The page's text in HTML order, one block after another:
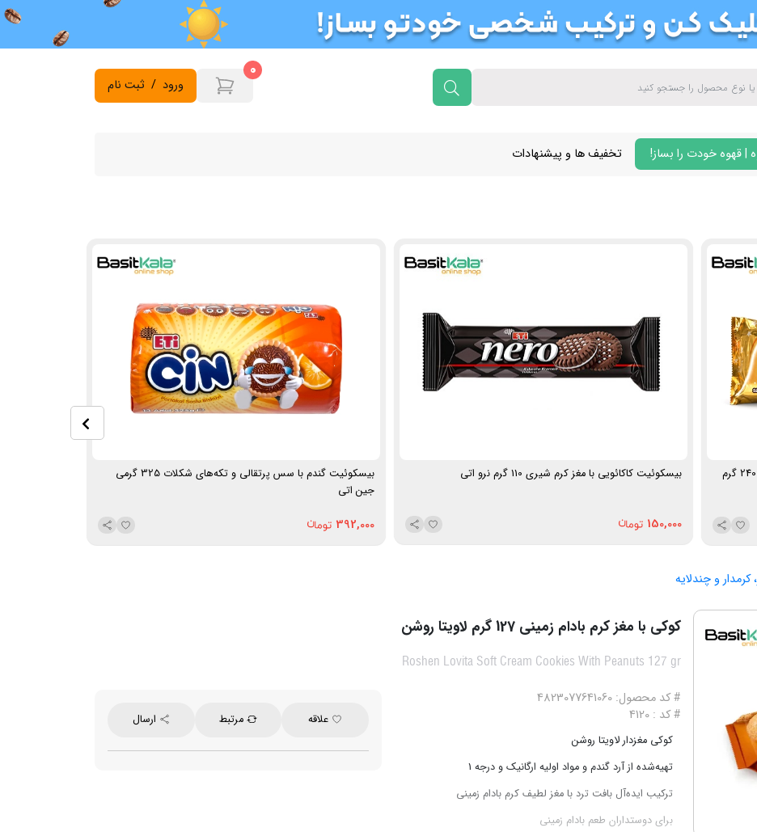
ثبت نام / ورود
0
قهوه خودت را بساز! تخفیف ها و پیشنهادات
بیسکوییت ساندویچی با روکش شکلاتی و مغز مارشمالو 240 گرم
بیسکوئیت کاکائویی با مغز کرم شیری 110 گرم نرو اتی
150,000
بیسکوئیت گندم با سس پرتقالی و تکه‌های شکلات 325 گرمی
جین اتی
392,000
کرمدار و چندلایه
کوکی با مغز کرم بادام زمینی 127 گرم لاویتا روشن
Roshen Lovita Soft Cream Cookies With Peanuts 127 gr
# کد محصول: 4823077641060
# کد : 4120
کوکی مغزدار لاویتا روشن
تهیه‌شده از آرد گندم و مواد اولیه ارگانیک و درجه 1
ترکیب ایده‌آل بافت ترد با مغز لطیف کرم بادام زمینی
برای دوستداران طعم بادام زمینی
علاقه مرتبط ارسال